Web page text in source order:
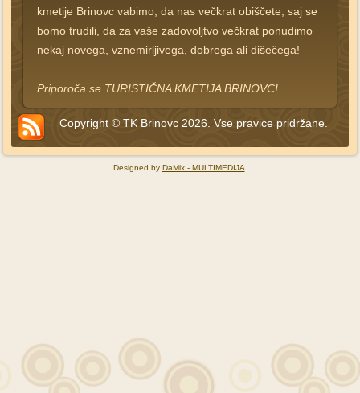
kmetije Brinovc vabimo, da nas večkrat obiščete, saj se
bomo trudili, da za vaše zadovoljtvo večkrat ponudimo
nekaj novega, vznemirljivega, dobrega ali dišečega!
Priporoča se TURISTIČNA KMETIJA BRINOVC!
Copyright © TK Brinovc 2026. Vse pravice pridržane.
Designed by DaMix - MULTIMEDIJA.